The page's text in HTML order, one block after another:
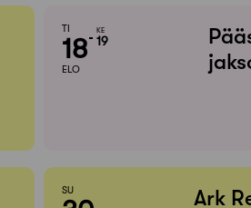
TI
18
ELO
KE
19
SU Ark